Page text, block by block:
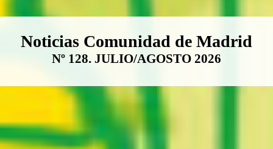
Boletín Noticias Comunidad de
Noticias Comunidad de Madrid
Nº 128. JULIO/AGOSTO 2026